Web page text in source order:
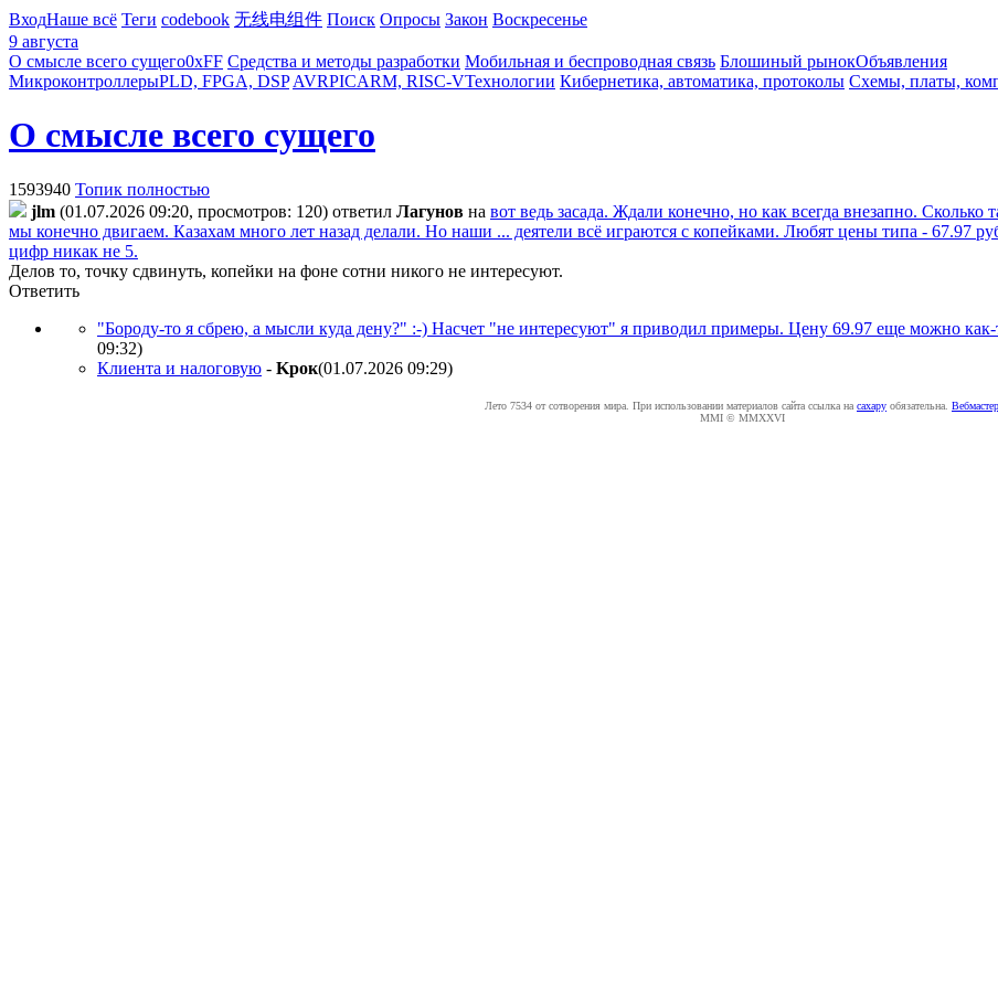
ВходНаше всё Теги codebook 无线电组件 Поиск Опросы Закон Воскресенье
9 августа
О смысле всего сущего0xFF Средства и методы разработки Мобильная и беспроводная связь Блошиный рынокОбъявления
МикроконтроллерыPLD, FPGA, DSP AVRPICARM, RISC-VТехнологии Кибернетика, автоматика, протоколы Схемы, платы,
О смысле всего сущего
1593940 Топик полностью
jlm (01.07.2026 09:20, просмотров: 120) ответил Лaгyнoв на вот ведь засада. Ждали конечно, но как всегда внезапно.
мы конечно двигаем. Казахам много лет назад делали. Но наши ... деятели всё играются с копейками. Любят цены типа - 67.97
цифр никак не 5.
Делов то, точку сдвинуть, копейки на фоне сотни никого не интересуют.
Ответить
"Бороду-то я сбрею, а мысли куда дену?" :-) Насчет "не интересуют" я приводил примеры. Цену 69.97 еще можно как-
09:32)
Клиента и налоговую - Kpoк(01.07.2026 09:29)
Лето 7534 от сотворения мира. При использовании материалов сайта ссылка на caxapу обязательна. Вебмастер
MMI © MMXXVI